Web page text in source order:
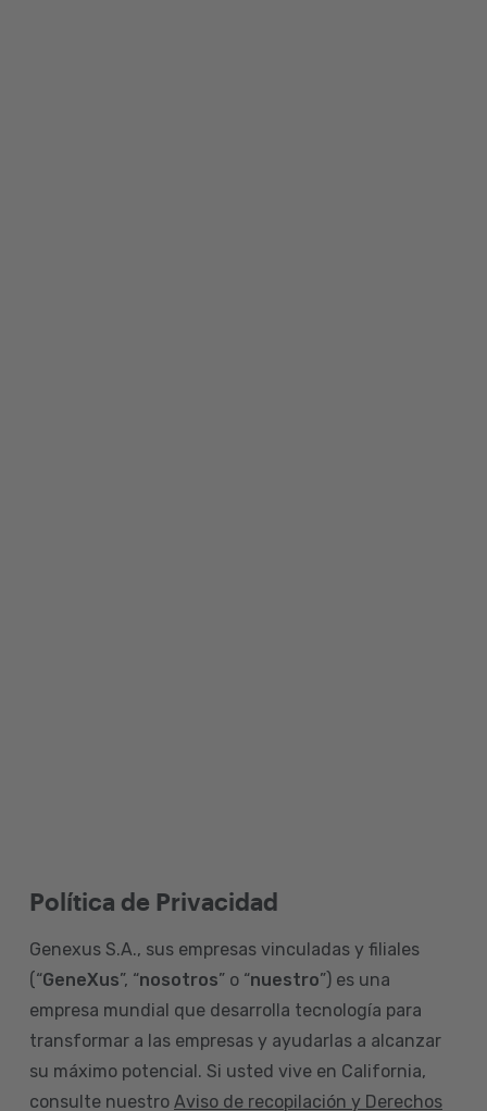
Política de Privacidad
Genexus S.A., sus empresas vinculadas y filiales
(“GeneXus”, “nosotros” o “nuestro”) es una
empresa mundial que desarrolla tecnología para
transformar a las empresas y ayudarlas a alcanzar
su máximo potencial. Si usted vive en California,
consulte nuestro Aviso de recopilación y Derechos